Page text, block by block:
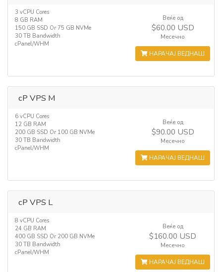
3 vCPU Cores
8 GB RAM
150 GB SSD Or 75 GB NVMe
30 TB Bandwidth
cPanel/WHM
Веќе од
$60.00 USD
Месечно
НАРАЧАЈ ВЕДНАШ
cP VPS M
6 vCPU Cores
12 GB RAM
200 GB SSD Or 100 GB NVMe
30 TB Bandwidth
cPanel/WHM
Веќе од
$90.00 USD
Месечно
НАРАЧАЈ ВЕДНАШ
cP VPS L
8 vCPU Cores
24 GB RAM
400 GB SSD Or 200 GB NVMe
30 TB Bandwidth
cPanel/WHM
Веќе од
$160.00 USD
Месечно
НАРАЧАЈ ВЕДНАШ